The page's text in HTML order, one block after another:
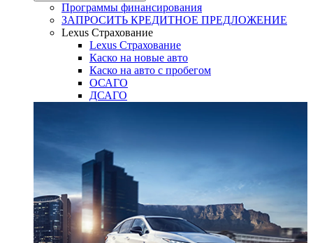
Программы финансирования
ЗАПРОСИТЬ КРЕДИТНОЕ ПРЕДЛОЖЕНИЕ
Lexus Страхование
Lexus Страхование
Каско на новые авто
Каско на авто с пробегом
ОСАГО
ДСАГО